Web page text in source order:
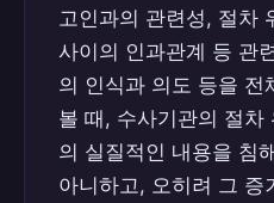
고인과의 관련성, 절차
사이의 인과관계 등 관
의 인식과 의도 등을 전
볼 때, 수사기관의 절차
의 실질적인 내용을 침
아니하고, 오히려 그 증